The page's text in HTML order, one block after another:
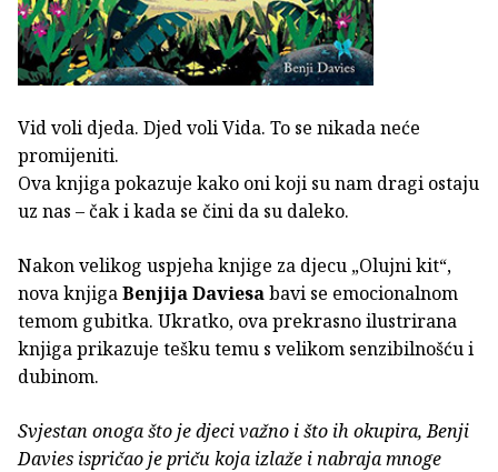
Vid voli djeda. Djed voli Vida. To se nikada neće
promijeniti.
Ova knjiga pokazuje kako oni koji su nam dragi ostaju
uz nas – čak i kada se čini da su daleko.
Nakon velikog uspjeha knjige za djecu „Olujni kit“,
nova knjigaBenjija Daviesabavi se emocionalnom
temom gubitka. Ukratko, ova prekrasno ilustrirana
knjiga prikazuje tešku temu s velikom senzibilnošću i
dubinom.
Svjestan onoga što je djeci važno i što ih okupira, Benji
Davies ispričao je priču koja izlaže i nabraja mnoge